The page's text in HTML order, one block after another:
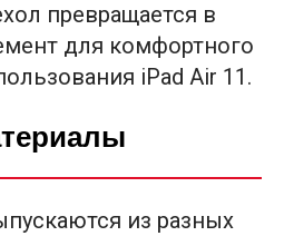
превращается в
для комфортного
iPad Air 11.
из разных